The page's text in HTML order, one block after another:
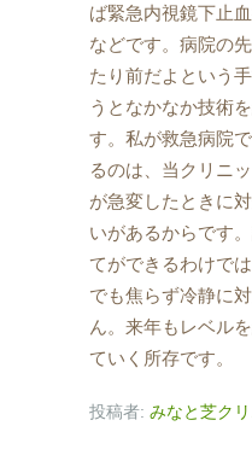
ば緊急内視鏡下止
などです。病院の
たり前だよという
うとなかなか技術
す。私が救急病院
るのは、当クリニ
が急変したときに
いがあるからです
てができるわけで
でも焦らず冷静に
ん。来年もレベル
ていく所存です。
投稿者: みなと芝ク